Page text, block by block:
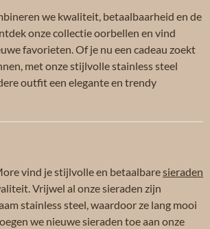
we kwaliteit, betaalbaarheid en de
onze collectie oorbellen en vind
favorieten. Of je nu een cadeau zoekt
met onze stijlvolle stainless steel
outfit een elegante en trendy
vind je stijlvolle en betaalbaresieraden
Vrijwel al onze sieraden zijn
stainless steel, waardoor ze lang mooi
we nieuwe sieraden toe aan onze